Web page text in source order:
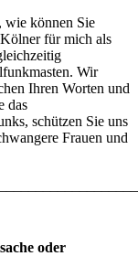
wie können Sie
für mich als
Wir
Ihren Worten und
das
schützen Sie uns
Frauen und
oder